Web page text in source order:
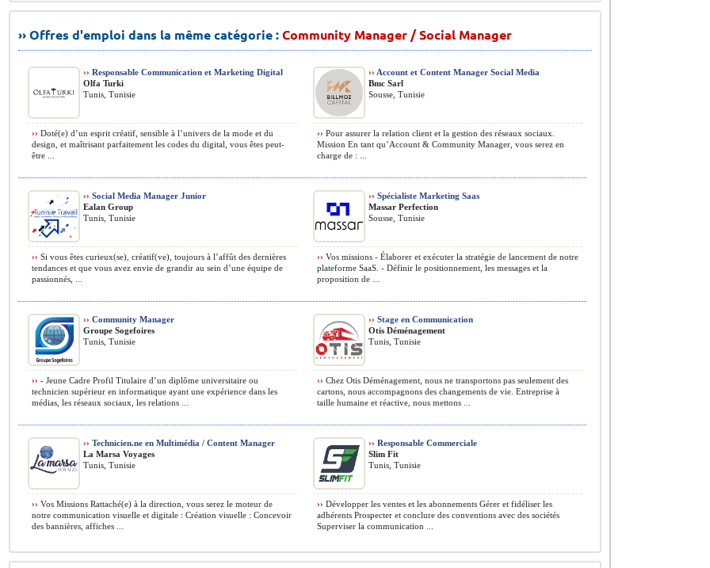
›› Offres d'emploi dans la même catégorie :Community Manager / Social Manager
›› Responsable Communication et Marketing Digital
Olfa Turki
Tunis, Tunisie
›› Doté(e) d’un esprit créatif, sensible à l’univers de la mode et du
design, et maîtrisant parfaitement les codes du digital, vous êtes peut-
être ...
›› Account et Content Manager Social Media
Bmc Sarl
Sousse, Tunisie
›› Pour assurer la relation client et la gestion des réseaux sociaux.
Mission En tant qu’Account & Community Manager, vous serez en
charge de : ...
›› Social Media Manager Junior
Ealan Group
Tunis, Tunisie
›› Si vous êtes curieux(se), créatif(ve), toujours à l’affût des dernières
tendances et que vous avez envie de grandir au sein d’une équipe de
passionnés, ...
›› Spécialiste Marketing Saas
Massar Perfection
Sousse, Tunisie
›› Vos missions - Élaborer et exécuter la stratégie de lancement de notre
plateforme SaaS. - Définir le positionnement, les messages et la
proposition de ...
›› Community Manager
Groupe Sogefoires
Tunis, Tunisie
›› - Jeune Cadre Profil Titulaire d’un diplôme universitaire ou
technicien supérieur en informatique ayant une expérience dans les
médias, les réseaux sociaux, les relations ...
›› Stage en Communication
Otis Déménagement
Tunis, Tunisie
›› Chez Otis Déménagement, nous ne transportons pas seulement des
cartons, nous accompagnons des changements de vie. Entreprise à
taille humaine et réactive, nous mettons ...
›› Technicien.ne en Multimédia / Content Manager
La Marsa Voyages
Tunis, Tunisie
›› Vos Missions Rattaché(e) à la direction, vous serez le moteur de
notre communication visuelle et digitale : Création visuelle : Concevoir
des bannières, affiches ...
›› Responsable Commerciale
Slim Fit
Tunis, Tunisie
›› Développer les ventes et les abonnements Gérer et fidéliser les
adhérents Prospecter et conclure des conventions avec des sociétés
Superviser la communication ...